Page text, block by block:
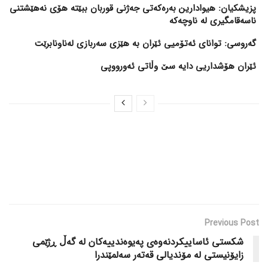
پزیشکیان: هیوادارین بەرەکەتی جەژنی قوربان ببێتە هۆی نەهێشتنی
ناسەقامگیری لە ناوچەکە
گەروسی: توانای ئەتۆمیی ئێران بە هێزی سەربازی لەناونابرێت
ئێران هۆشداریی دایە سێ وڵاتی ئەورووپی
Previous Post
شکستی ئاساییکردنەوەی پەیوەندییەکان لە گەڵ ڕژێمی
زایۆنیستی لە مۆندیالی قەتەر سەلمێندرا